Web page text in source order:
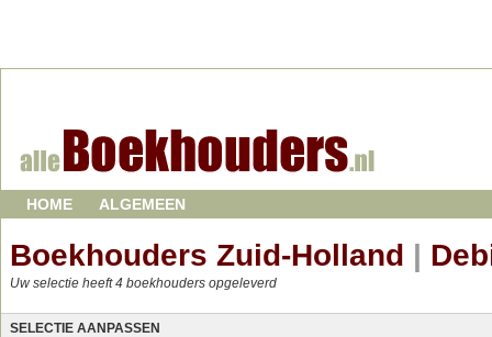
HOME ALGEMEEN
Boekhouders Zuid-Holland |
Uw selectie heeft 4 boekhouders opgeleverd
SELECTIE AANPASSEN